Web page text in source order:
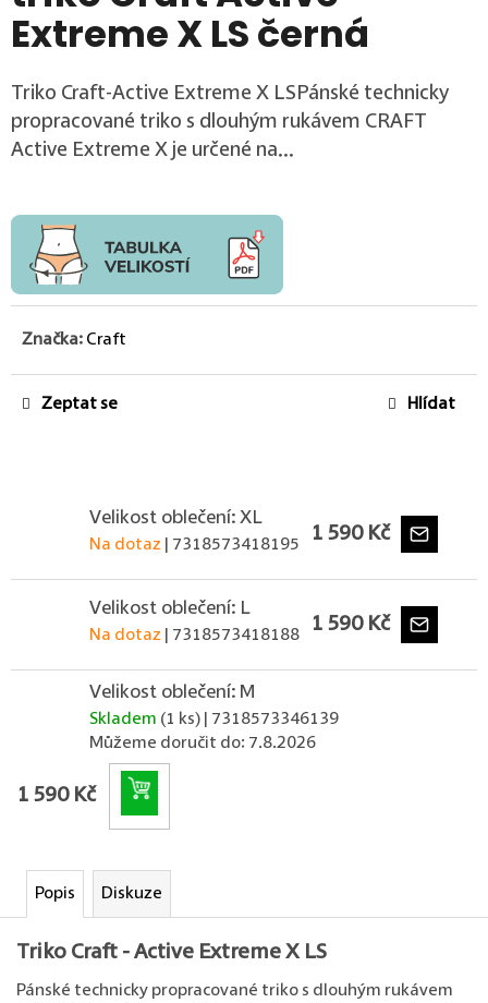
Extreme X LS černá
Triko Craft-Active Extreme X LSPánské technicky
propracované triko s dlouhým rukávem CRAFT
Active Extreme X je určené na...
Značka: Craft
Zeptat se Hlídat
Velikost oblečení: XL
Na dotaz | 7318573418195 1 590 Kč
Velikost oblečení: L
Na dotaz | 7318573418188 1 590 Kč
Velikost oblečení: M
Skladem (1 ks) | 7318573346139
Můžeme doručit do: 7.8.2026
1 590 Kč
Popis Diskuze
Triko Craft - Active Extreme X LS
Pánské technicky propracované triko s dlouhým rukávem